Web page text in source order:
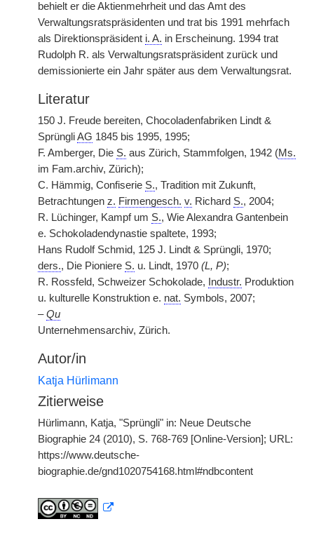
behielt er die Aktienmehrheit und das Amt des
Verwaltungsratspräsidenten und trat bis 1991 mehrfach
als Direktionspräsident i. A. in Erscheinung. 1994 trat
Rudolph R. als Verwaltungsratspräsident zurück und
demissionierte ein Jahr später aus dem Verwaltungsrat.
Literatur
150 J. Freude bereiten, Chocoladenfabriken Lindt &
SprüngliAG 1845 bis 1995, 1995;
F. Amberger, Die S. aus Zürich, Stammfolgen, 1942 (Ms.
im Fam.archiv, Zürich);
C. Hämmig, Confiserie S., Tradition mit Zukunft,
Betrachtungen z. Firmengesch. v. Richard S., 2004;
R. Lüchinger, Kampf um S., Wie Alexandra Gantenbein
e. Schokoladendynastie spaltete, 1993;
Hans Rudolf Schmid, 125 J. Lindt & Sprüngli, 1970;
ders., Die Pioniere S. u. Lindt, 1970 (L, P);
R. Rossfeld, Schweizer Schokolade,
Industr. Produktion
u. kulturelle Konstruktion e. nat. Symbols, 2007;
–Qu
Unternehmensarchiv, Zürich.
Autor/in
Katja Hürlimann
Zitierweise
Hürlimann, Katja, "Sprüngli" in: Neue Deutsche
Biographie 24 (2010), S. 768-769 [Online-Version]; URL:
https://www.deutsche-
biographie.de/gnd1020754168.html#ndbcontent